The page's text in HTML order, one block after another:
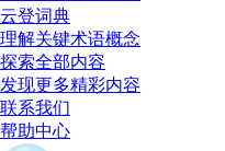
云登词典
理解关键术语概念
探索全部内容
发现更多精彩内容
联系我们
帮助中心